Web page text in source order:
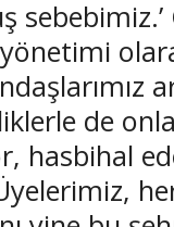
de
hasbihal